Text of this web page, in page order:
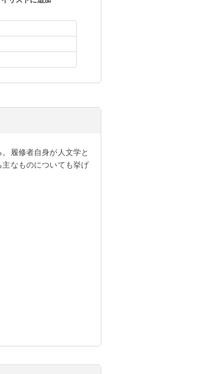
履修者自身が人文学と
なものについても挙げ